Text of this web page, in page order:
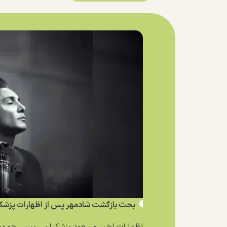
بحث بازگشت شادمهر پس از اظهارات